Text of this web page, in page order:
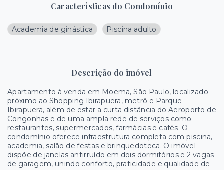
Características do Condomínio
Academia de ginástica Piscina adulto
Descrição do imóvel
Apartamento à venda em Moema, São Paulo, localizado
próximo ao Shopping Ibirapuera, metrô e Parque
Ibirapuera, além de estar a curta distância do Aeroporto de
Congonhas e de uma ampla rede de serviços como
restaurantes, supermercados, farmácias e cafés. O
condomínio oferece infraestrutura completa com piscina,
academia, salão de festas e brinquedoteca. O imóvel
dispõe de janelas antirruído em dois dormitórios e 2 vagas
de garagem, unindo conforto, praticidade e qualidade de